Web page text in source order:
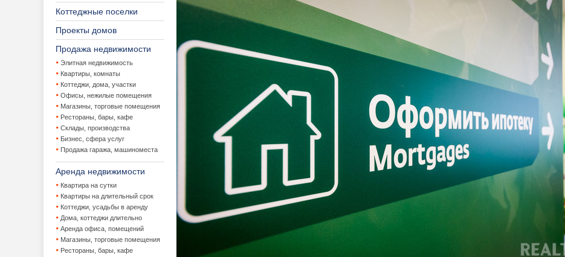
Коттеджные поселки
Проекты домов
Продажа недвижимости
Элитная недвижимость
Квартиры, комнаты
Коттеджи, дома, участки
Офисы, нежилые помещения
Магазины, торговые помещения
Рестораны, бары, кафе
Склады, производства
Бизнес, сфера услуг
Продажа гаража, машиноместа
Аренда недвижимости
Квартира на сутки
Квартиры на длительный срок
Коттеджи, усадьбы в аренду
Дома, коттеджи длительно
Аренда офиса, помещений
Магазины, торговые помещения
Рестораны, бары, кафе